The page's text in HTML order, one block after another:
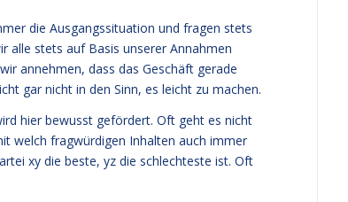
die Ausgangssituation und fragen stets
alle stets auf Basis unserer Annahmen
annehmen, dass das Geschäft gerade
gar nicht in den Sinn, es leicht zu machen.
hier bewusst gefördert. Oft geht es nicht
welch fragwürdigen Inhalten auch immer
xy die beste, yz die schlechteste ist. Oft